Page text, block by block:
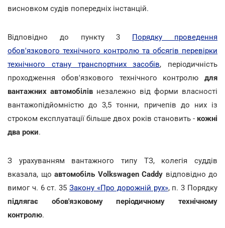
висновком судів попередніх інстанцій.
Відповідно до пункту 3 Порядку проведення
обов'язкового технічного контролю та обсягів перевірки
технічного стану транспортних засобів, періодичність
проходження обов'язкового технічного контролю для
вантажних автомобілів незалежно від форми власності
вантажопідйомністю до 3,5 тонни, причепів до них із
строком експлуатації більше двох років становить - кожні
два роки.
З урахуванням вантажного типу ТЗ, колегія суддів
вказала, що автомобіль Volkswagen Caddy відповідно до
вимог ч. 6 ст. 35Закону «Про дорожній рух», п. 3 Порядку
підлягає обов'язковому періодичному технічному
контролю.